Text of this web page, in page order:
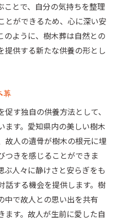
ことで、自分の気持ちを整理
とができるため、心に深い安
のように、樹木葬は自然との
提供する新たな供養の形とし
葬
す独自の供養方法として、
ます。愛知県内の美しい樹木
故人の遺骨が樹木の根元に埋
つきを感じることができま
ぶ人々に静けさと安らぎをも
話する機会を提供します。樹
中で故人との思い出を共有
ます。故人が生前に愛した自